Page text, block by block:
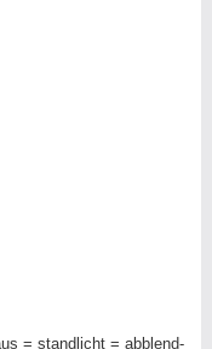
= standlicht = abblend-